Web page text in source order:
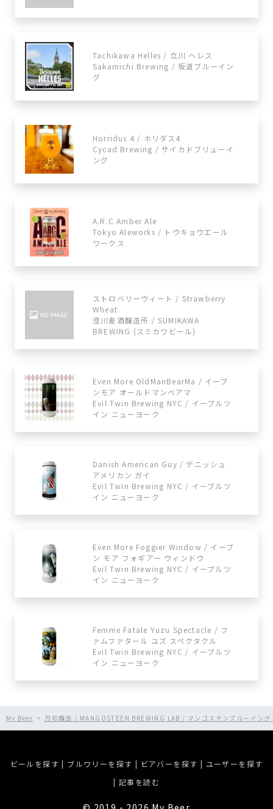
Tachikawa Helles / 立川 ヘレス
Sakamichi Brewing / 坂道ブルーイン
グ
Horridus 4 / ホリダス4
Cycad Brewing / サイカドブリューイ
ング
A.R.C Amber Ale
Tokyo Aleworks / トウキョウエール
ワークス
ストロベリーウィート / Strawberry
Wheat
澄川麦酒醸造所 / SUMIKAWA
BREWING (スミカワビール)
Even More OldManBearMa / イーブ
ンモア オールドマンベアマ
Evil Twin Brewing NYC / イーブルツ
イン ニューヨーク
Danish American Guy / デニッシュ
アメリカン ガイ
Evil Twin Brewing NYC / イーブルツ
イン ニューヨーク
Even More Foggier Window / イーブ
ン モア フォギアー ウィンドウ
Evil Twin Brewing NYC / イーブルツ
イン ニューヨーク
Femme Fatale Yuzu Spectacle / フ
ァムファタール ユズ スペクタクル
Evil Twin Brewing NYC / イーブルツ
イン ニューヨーク
My Beer 万珍醸造 / MANGOSTEEN BREWING LAB / マンゴスチンブルーイング
ビールを探す | ブルワリーを探す | ビアバーを探す | ユーザーを探す
| 記事を読む